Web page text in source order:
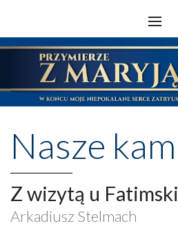
Nasze
Z wizytą u
Arkadiusz Stelmach